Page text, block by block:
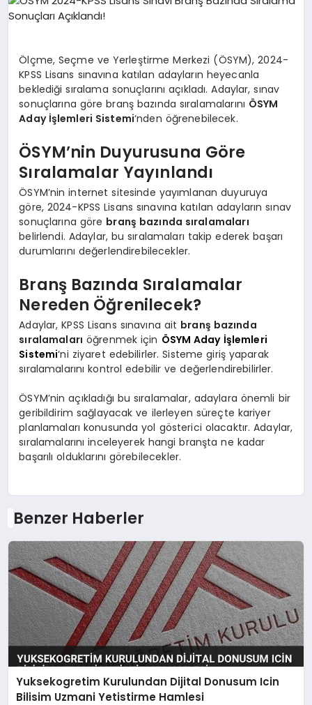
TEKNOLOJI
KRIPTO PARA
GEZI & SEYAHAT
OYUN
Ölçme, Seçme ve Yerleştirme Merkezi (ÖSYM), 2024-
KPSS Lisans sınavına katılan adayların heyecanla
beklediği sıralama sonuçlarını açıkladı. Adaylar, sınav
sonuçlarına göre branş bazında sıralamalarını ÖSYM
Aday İşlemleri Sistemi‘nden öğrenebilecek.
ÖSYM’nin Duyurusuna Göre
Sıralamalar Yayınlandı
ÖSYM’nin internet sitesinde yayımlanan duyuruya
göre, 2024-KPSS Lisans sınavına katılan adayların sınav
sonuçlarına göre branş bazında sıralamaları
belirlendi. Adaylar, bu sıralamaları takip ederek başarı
durumlarını değerlendirebilecekler.
Branş Bazında Sıralamalar
Nereden Öğrenilecek?
Adaylar, KPSS Lisans sınavına ait branş bazında
sıralamaları öğrenmek için ÖSYM Aday İşlemleri
Sistemi‘ni ziyaret edebilirler. Sisteme giriş yaparak
sıralamalarını kontrol edebilir ve değerlendirebilirler.
ÖSYM’nin açıkladığı bu sıralamalar, adaylara önemli bir
geribildirim sağlayacak ve ilerleyen süreçte kariyer
planlamaları konusunda yol gösterici olacaktır. Adaylar,
sıralamalarını inceleyerek hangi branşta ne kadar
başarılı olduklarını görebilecekler.
Benzer Haberler
Yuksekogretim Kurulundan Dijital Donusum Icin
Bilisim Uzmani Yetistirme Hamlesi